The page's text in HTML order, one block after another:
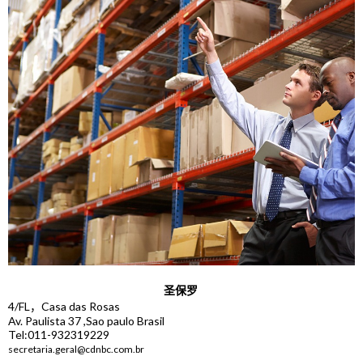
圣保罗
4/FL，Casa das Rosas
Av. Paulista 37 ,Sao paulo Brasil
Tel:011-932319229
secretaria.geral@cdnbc.com.br